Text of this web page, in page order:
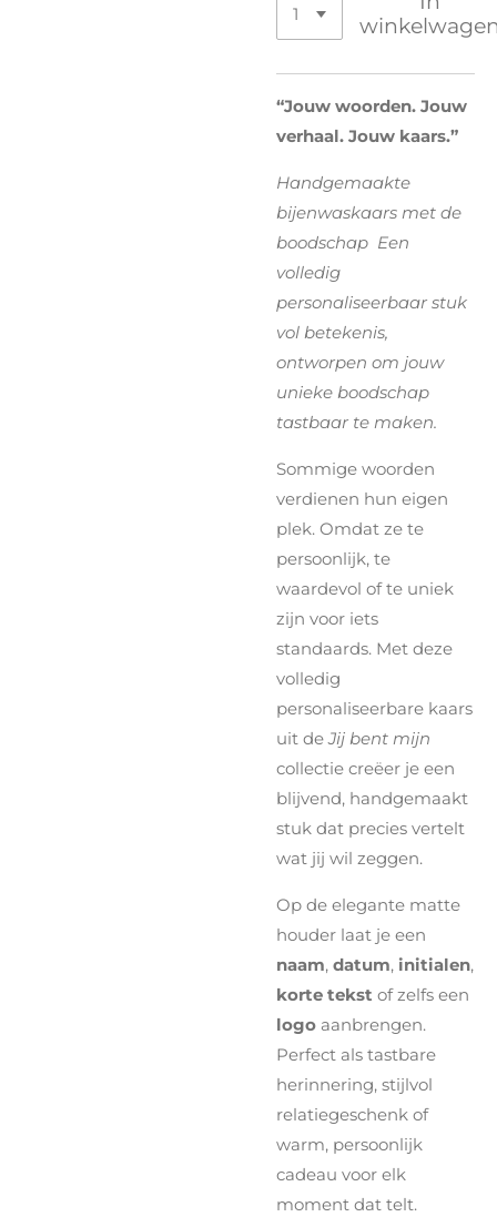
“Jouw woorden. Jouw
verhaal. Jouw kaars.”
Handgemaakte
bijenwaskaars met de
boodschap Een
volledig
personaliseerbaar stuk
vol betekenis,
ontworpen om jouw
unieke boodschap
tastbaar te maken.
Sommige woorden
verdienen hun eigen
plek. Omdat ze te
persoonlijk, te
waardevol of te uniek
zijn voor iets
standaards. Met deze
volledig
personaliseerbare kaars
uit deJij bent mijn
collectie creëer je een
blijvend, handgemaakt
stuk dat precies vertelt
wat jij wil zeggen.
Op de elegante matte
houder laat je een
naam, datum, initialen,
korte tekst of zelfs een
logo aanbrengen.
Perfect als tastbare
herinnering, stijlvol
relatiegeschenk of
warm, persoonlijk
cadeau voor elk
moment dat telt.